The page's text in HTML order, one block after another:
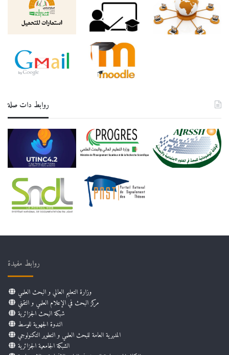
روابط دات صلة
روابط مفيدة
وزارة التعليم العالي و البحث العلمي
مركز البحث في الإعلام العلمي و التقني
شبكة البحث الجزائرية
الندوة الجهوية للوسط
المديرية العامة للبحث العلمي و التطوير التكنولوجي
الشبكة الجامعية الجزائرية